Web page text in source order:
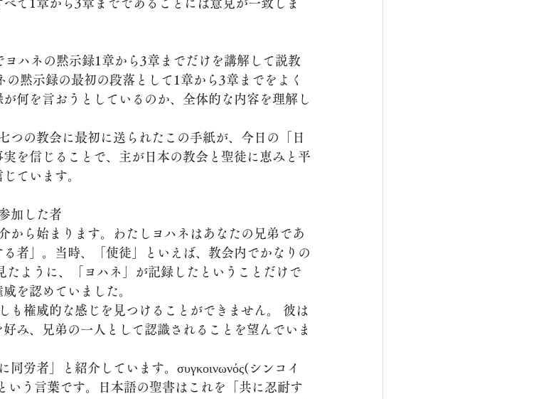
て1章から3章までであることには意見が一致しま
黙示録の最初の段落として1章から3章までをよく
何を言おうとしているのか、全体的な内容を理解し
を信じることで、主が日本の教会と聖徒に恵みと平
ています。
加した者
者」。当時、「使徒」といえば、教会内でかなりの
ように、「ヨハネ」が記録したということだけで
を認めていました。
み、兄弟の一人として認識されることを望んでいま
いう言葉です。日本語の聖書はこれを「共に忍耐す